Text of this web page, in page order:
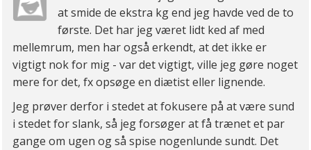
at smide de ekstra kg end jeg havde ved de to
første. Det har jeg været lidt ked af med
mellemrum, men har også erkendt, at det ikke er
vigtigt nok for mig - var det vigtigt, ville jeg gøre noget
mere for det, fx opsøge en diætist eller lignende.
Jeg prøver derfor i stedet at fokusere på at være sund
i stedet for slank, så jeg forsøger at få trænet et par
gange om ugen og så spise nogenlunde sundt. Det